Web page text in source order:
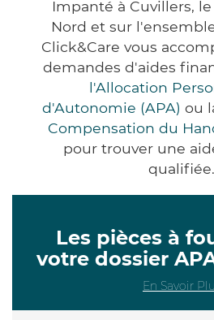
Impanté à Cuvillers,
Nord et sur
Click&Care vous
demandes d'aides
l'Allocation
d'Autonomie (APA) ou
Compensation du
pour trouver une
qualifiée.
Les pièces à
votre dossier
En Savoir